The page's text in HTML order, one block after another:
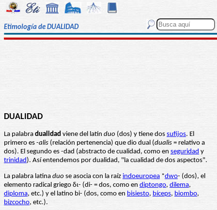
Etimología de DUALIDAD
DUALIDAD
La palabra dualidad viene del latín duo (dos) y tiene dos sufijos. El
primero es -alis (relación pertenencia) que dio dual (dualis = relativo a
dos). El segundo es -dad (abstracto de cualidad, como en seguridad y
trinidad). Así entendemos por dualidad, "la cualidad de dos aspectos".
La palabra latina duo se asocia con la raíz indoeuropea *dwo- (dos), el
elemento radical griego δι- (di- = dos, como en diptongo, dilema,
diploma, etc.) y el latino bi- (dos, como en bisiesto, bíceps, biombo,
bizcocho, etc.).